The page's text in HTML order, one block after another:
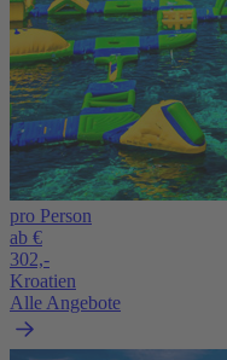
pro Person
ab €
302,-
Kroatien
Alle Angebote